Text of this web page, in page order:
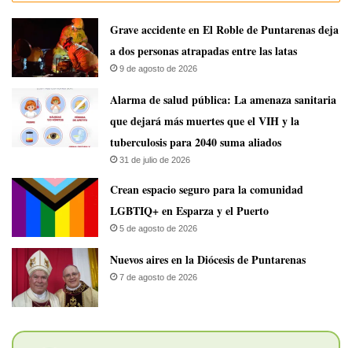
Grave accidente en El Roble de Puntarenas deja
a dos personas atrapadas entre las latas
9 de agosto de 2026
​Alarma de salud pública: La amenaza sanitaria
que dejará más muertes que el VIH y la
tuberculosis para 2040 suma aliados
31 de julio de 2026
Crean espacio seguro para la comunidad
LGBTIQ+ en Esparza y el Puerto
5 de agosto de 2026
​Nuevos aires en la Diócesis de Puntarenas
7 de agosto de 2026